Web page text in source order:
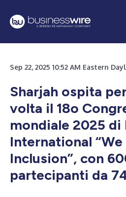
Sep 22, 2025 10:52 AM Eastern
Sharjah ospita
volta il 18o
mondiale 2025 di
International
Inclusion”, con
partecipanti da